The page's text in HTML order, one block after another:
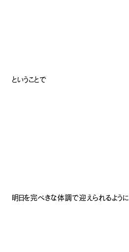
ということで
明日を完ぺきな体調で迎えられるように